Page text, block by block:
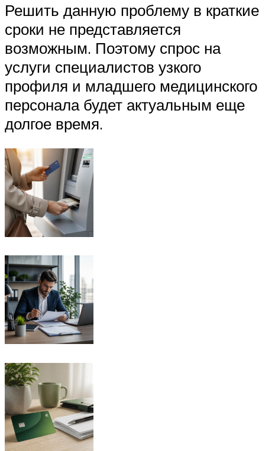
Решить данную проблему в краткие
сроки не представляется
возможным. Поэтому спрос на
услуги специалистов узкого
профиля и младшего медицинского
персонала будет актуальным еще
долгое время.